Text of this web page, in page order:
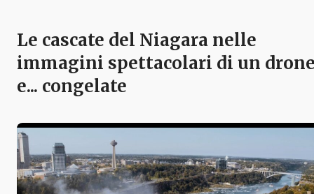
Le cascate del Niagara nelle
immagini spettacolari di un
e... congelate